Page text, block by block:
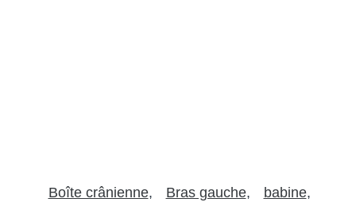
Boîte crânienne Bras gauche babine